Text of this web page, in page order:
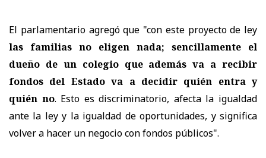
El parlamentario agregó que "con este proyecto de ley
las familias no eligen nada; sencillamente el
dueño de un colegio que además va a recibir
fondos del Estado va a decidir quién entra y
quién no. Esto es discriminatorio, afecta la igualdad
ante la ley y la igualdad de oportunidades, y significa
volver a hacer un negocio con fondos públicos".